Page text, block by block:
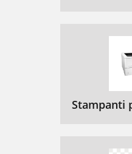
Stampanti